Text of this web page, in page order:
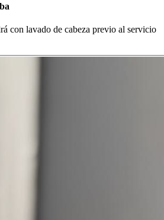
con lavado de cabeza previo al servicio